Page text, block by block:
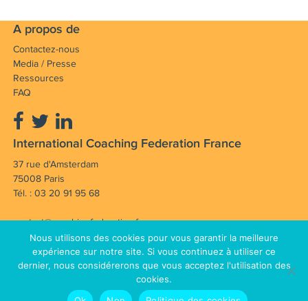
A propos de
Contactez-nous
Media / Presse
Ressources
FAQ
International Coaching Federation France
37 rue d'Amsterdam
75008 Paris
Tél. : 03 20 91 95 68
contact@coachingfederation.fr
Notre mission : Faire avancer et rayonner la
profession de coach en France et dans le monde.
© Copyright 2012 - 2026 International Mentions légales
Nous utilisons des cookies pour vous garantir la meilleure
expérience sur notre site. Si vous continuez à utiliser ce
dernier, nous considérerons que vous acceptez l'utilisation des
cookies.